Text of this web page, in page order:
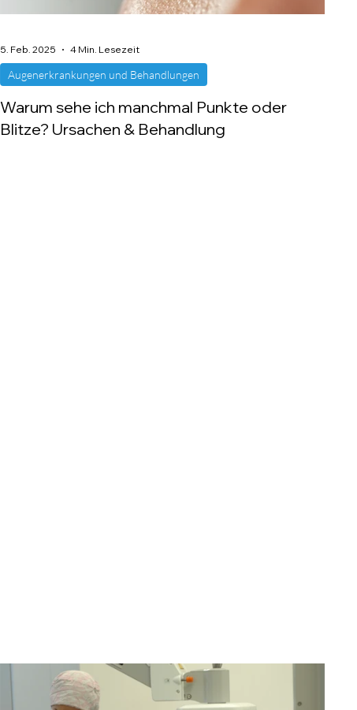
Warum sehe ich manchmal Punkte oder
Blitze? Ursachen & Behandlung
Augenerkrankungen und Behandlungen
5. Feb. 2025 4 Min. Lesezeit